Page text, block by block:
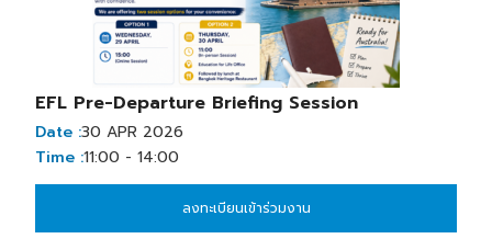
EFL Pre-Departure Briefing Session
Date :30 APR 2026
Time :11:00 - 14:00
ลงทะเบียนเข้าร่วมงาน